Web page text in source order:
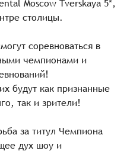
Moscow Tverskaya 5*,
столицы.
соревноваться в
чемпионами и
будут как признанные
так и зрители!
за титул Чемпиона
дух шоу и